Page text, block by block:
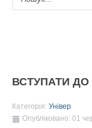
ВСТУПАТИ ДО
Категорія: Універ
Опубліковано: 01